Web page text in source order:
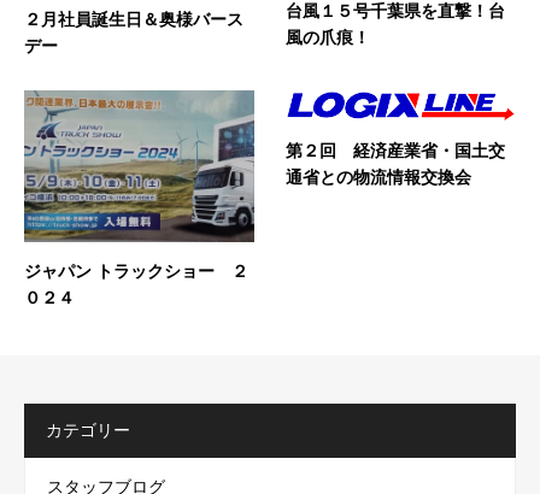
２月社員誕生日＆奥様バース
デー
台風１５号千葉県を直撃！台
風の爪痕！
ジャパン トラックショー ２
０２４
第２回 経済産業省・国土交
通省との物流情報交換会
カテゴリー
スタッフブログ